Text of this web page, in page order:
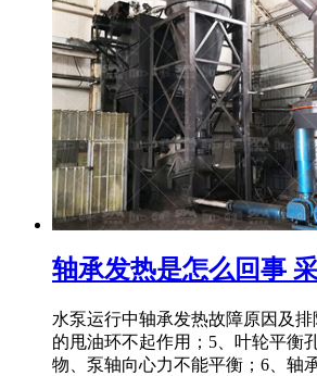
轴承发热是怎么回事
水泵运行中轴承发热故障原因及
的甩油环不起作用；5、叶轮平衡
物、泵轴向心力不能平衡；6、轴